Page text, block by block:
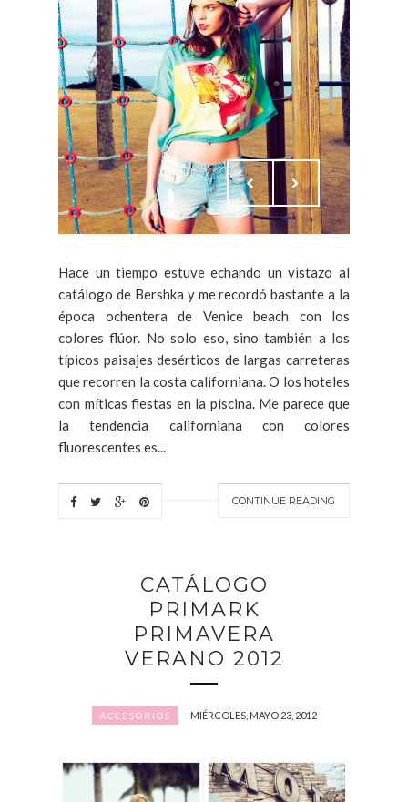
Hace un tiempo estuve echando un vistazo al
catálogo de Bershka y me recordó bastante a la
época ochentera de Venice beach con los
colores flúor. No solo eso, sino también a los
típicos paisajes desérticos de largas carreteras
que recorren la costa californiana. O los hoteles
con míticas fiestas en la piscina. Me parece que
la tendencia californiana con colores
fluorescentes es...
CONTINUE READING
CATÁLOGO
PRIMARK
PRIMAVERA
VERANO 2012
ACCESORIOS MIÉRCOLES, MAYO 23, 2012